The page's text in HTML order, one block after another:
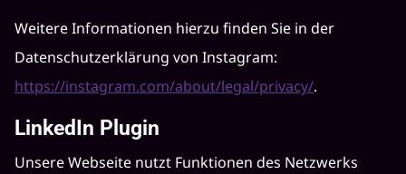
Weitere Informationen hierzu finden Sie in der
Datenschutzerklärung von Instagram:
https://instagram.com/about/legal/privacy/.
LinkedIn Plugin
Unsere Webseite nutzt Funktionen des Netzwerks